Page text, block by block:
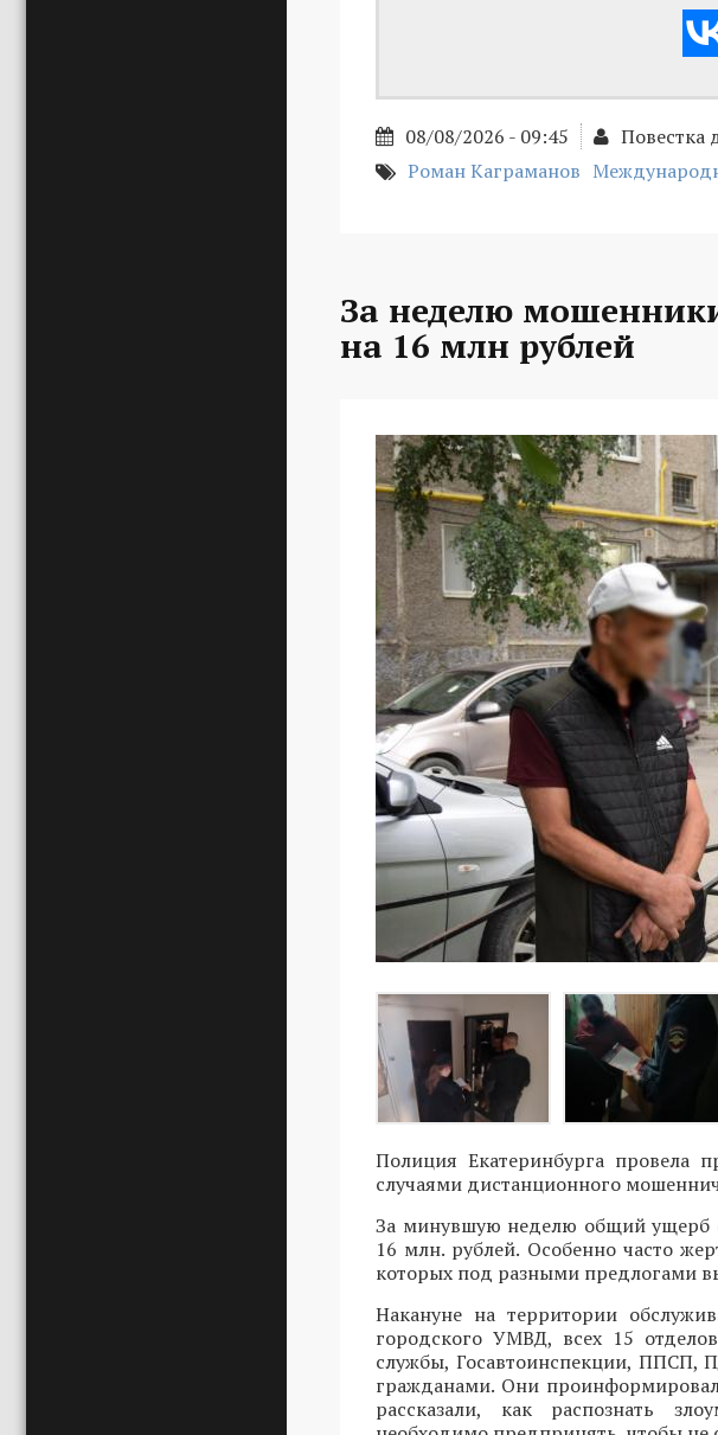
08/08/2026 - 09:45 Повестка
Роман Каграманов
За неделю
на 16 млн рублей
Полиция Екатеринбурга провела
случаями дистанционного
За минувшую неделю общий ущерб
16 млн. рублей. Особенно часто
которых под разными предлогами
Накануне на территории
городского УМВД, всех 15
службы, Госавтоинспекции, ППСП,
гражданами. Они
рассказали, как распознать